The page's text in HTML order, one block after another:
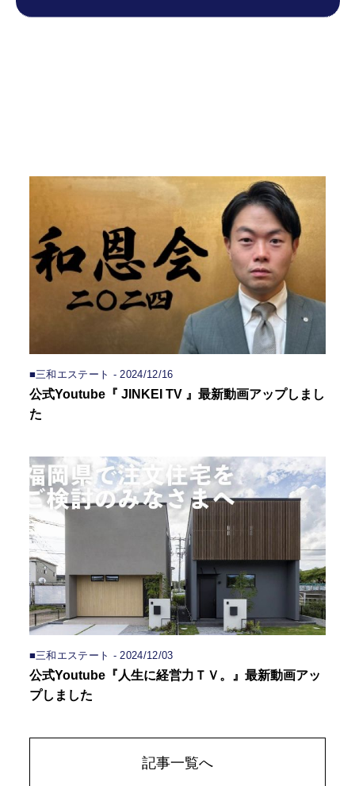
■三和エステート - 2024/12/16
公式Youtube『 JINKEI TV 』最新動画アップしまし
た
■三和エステート - 2024/12/03
公式Youtube『人生に経営力ＴＶ。』最新動画アッ
プしました
記事一覧へ